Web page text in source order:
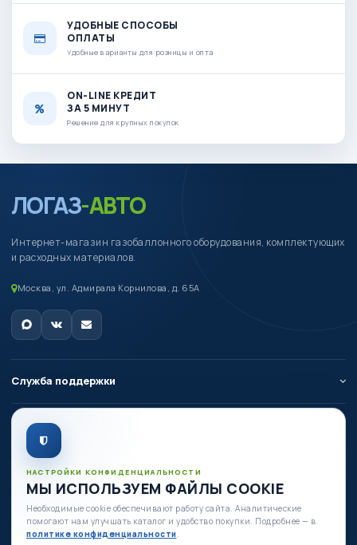
УДОБНЫЕ СПОСОБЫ
ОПЛАТЫ
Удобные варианты для розницы и опта
ON-LINE КРЕДИТ
ЗА 5 МИНУТ
Решение для крупных покупок
ЛОГАЗ-АВТО
Интернет-магазин газобаллонного оборудования, комплектующих
и расходных материалов.
Москва, ул. Адмирала Корнилова, д. 65А
Служба поддержки
О компании
Личный кабинет
Есть вопросы по оборудованию?
+7 (980) 335-88-88
НАСТРОЙКИ КОНФИДЕНЦИАЛЬНОСТИ
МЫ ИСПОЛЬЗУЕМ ФАЙЛЫ COOKIE
Необходимые cookie обеспечивают работу сайта. Аналитические
помогают нам улучшать каталог и удобство покупки. Подробнее — в
политике конфиденциальности.